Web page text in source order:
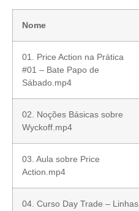
Nome
01. Price Action na Prática
#01 – Bate Papo de
Sábado.mp4
02. Noções Básicas sobre
Wyckoff.mp4
03. Aula sobre Price
Action.mp4
04. Curso Day Trade – Linhas